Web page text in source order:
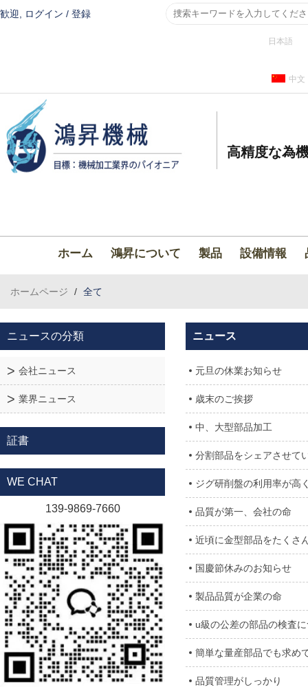
歓迎, ログイン / 登録
日本語
中文
高精度な為
ホーム 鴻昇について 製品 設備情報
ホームページ / 全て
ニュースの分類
会社ニュース
業界ニュース
証書
WE CHAT
139-9869-7660
ニュース
元旦の休業お知らせ
歳末のご挨拶
中、大型部品加工
分割部品をシェアさせて
ジグ研削盤の利用率が高
品質が第一、会社の命
近頃に金型部品をたくさ
国慶節休みのお知らせ
製品品質が企業の命
u級の公差の部品の検査
簡単な量産部品でも求め
品質管理がしっかり